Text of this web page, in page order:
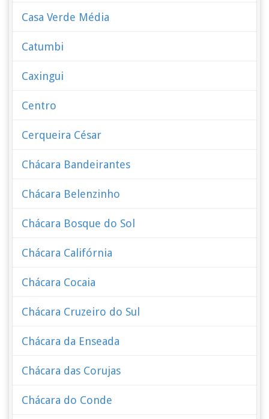
Casa Verde Média
Catumbi
Caxingui
Centro
Cerqueira César
Chácara Bandeirantes
Chácara Belenzinho
Chácara Bosque do Sol
Chácara Califórnia
Chácara Cocaia
Chácara Cruzeiro do Sul
Chácara da Enseada
Chácara das Corujas
Chácara do Conde